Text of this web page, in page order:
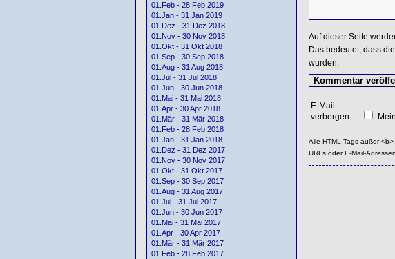
01.Feb - 28 Feb 2019
01.Jan - 31 Jan 2019
01.Dez - 31 Dez 2018
01.Nov - 30 Nov 2018
01.Okt - 31 Okt 2018
01.Sep - 30 Sep 2018
01.Aug - 31 Aug 2018
01.Jul - 31 Jul 2018
01.Jun - 30 Jun 2018
01.Mai - 31 Mai 2018
01.Apr - 30 Apr 2018
01.Mär - 31 Mär 2018
01.Feb - 28 Feb 2018
01.Jan - 31 Jan 2018
01.Dez - 31 Dez 2017
01.Nov - 30 Nov 2017
01.Okt - 31 Okt 2017
01.Sep - 30 Sep 2017
01.Aug - 31 Aug 2017
01.Jul - 31 Jul 2017
01.Jun - 30 Jun 2017
01.Mai - 31 Mai 2017
01.Apr - 30 Apr 2017
01.Mär - 31 Mär 2017
01.Feb - 28 Feb 2017
Auf dieser Seite
Das bedeutet, dass
wurden.
E-Mail
verbergen:
Alle HTML-Tags außer
URLs oder E-Mail-